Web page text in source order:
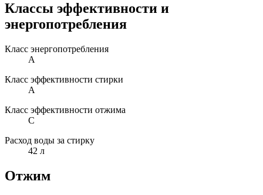
Классы эффективности и
энергопотребления
Класс энергопотребления
A
Класс эффективности стирки
A
Класс эффективности отжима
C
Расход воды за стирку
42 л
Отжим